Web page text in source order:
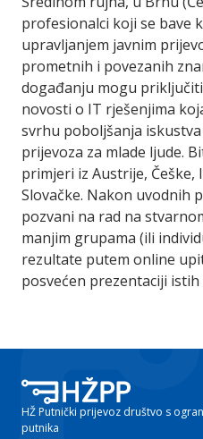
profesionalci koji se bave
upravljanjem javnim
prometnih i povezanih
događanju mogu
novosti o IT rješenjima
svrhu poboljšanja
prijevoza za mlade ljude.
primjeri iz Austrije, Češke,
Slovačke. Nakon uvodnih
pozvani na rad na
manjim grupama (ili
rezultate putem online
posvećen prezentaciji
HŽ Putnički prijevoz društvo s
putnika